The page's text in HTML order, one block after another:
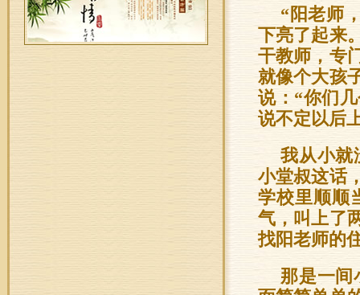
“阳老师
下亮了起来
干教师，专
就像个大孩
说：“你们
说不定以后
我从小就
小堂叔这话
学校里顺顺
气，叫上了
找阳老师的
那是一间